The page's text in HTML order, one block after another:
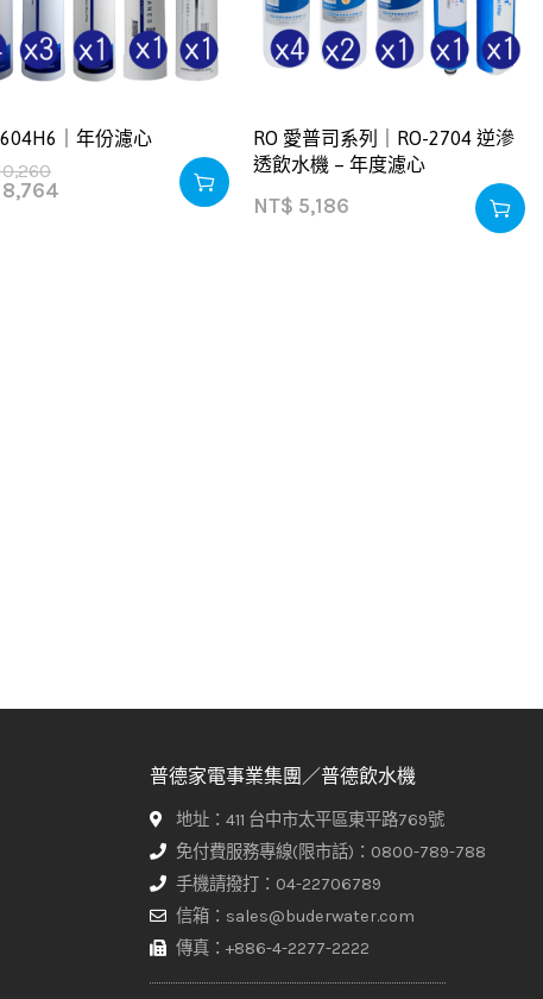
｜年份濾心
8,764
RO 愛普司系列｜RO-2704 逆滲
透飲水機 – 年度濾心
NT$ 5,186
普德家電事業集團／普德飲水機
地址：411 台中市太平區東平路769號
免付費服務專線(限市話)：0800-789-788
手機請撥打：04-22706789
信箱：sales@buderwater.com
傳真：+886-4-2277-2222